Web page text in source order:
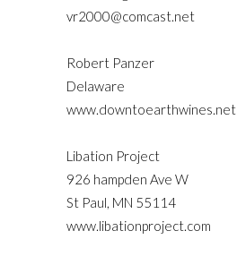
vr2000@comcast.net
Robert Panzer
Delaware
www.downtoearthwines.net
Libation Project
926 hampden Ave W
St Paul, MN 55114
www.libationproject.com